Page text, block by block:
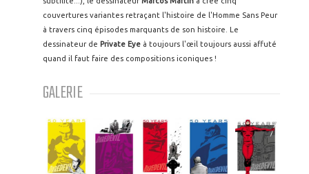
couvertures variantes retraçant l'histoire de l'Homme Sans Peur
à travers cinq épisodes marquants de son histoire. Le
dessinateur de Private Eye à toujours l'œil toujours aussi affuté
quand il faut faire des compositions iconiques !
GALERIE